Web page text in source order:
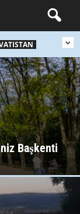
Başkenti